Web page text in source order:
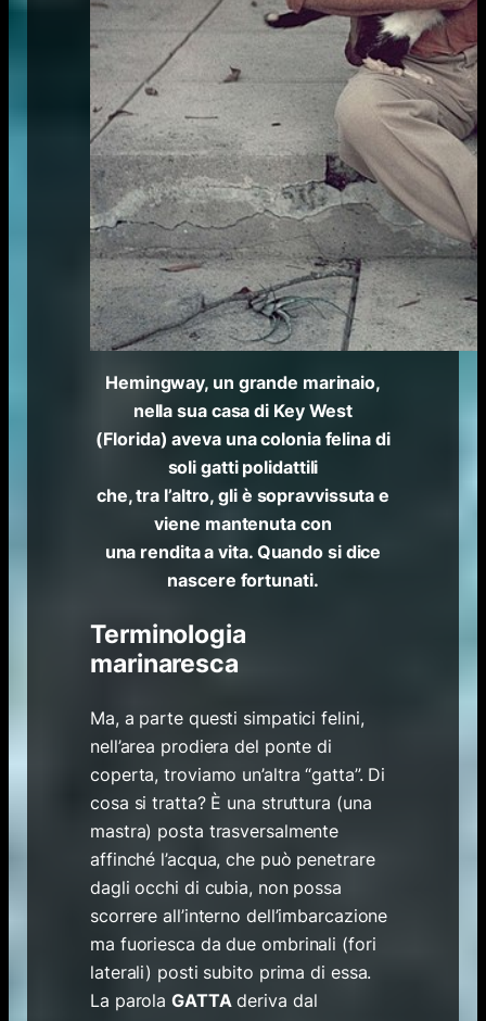
Hemingway, un grande marinaio,
nella sua casa di Key West
(Florida) aveva una colonia felina di
soli gatti polidattili
che, tra l’altro, gli è sopravvissuta e
viene mantenuta con
una rendita a vita. Quando si dice
nascere fortunati.
Terminologia
marinaresca
Ma, a parte questi simpatici felini,
nell’area prodiera del ponte di
coperta, troviamo un’altra “gatta”. Di
cosa si tratta? È una struttura (una
mastra) posta trasversalmente
affinché l’acqua, che può penetrare
dagli occhi di cubia, non possa
scorrere all’interno dell’imbarcazione
ma fuoriesca da due ombrinali (fori
laterali) posti subito prima di essa.
La parolaGATTA deriva dal